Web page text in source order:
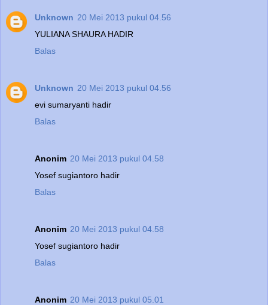
Unknown 20 Mei 2013 pukul 04.56
YULIANA SHAURA HADIR
Balas
Unknown 20 Mei 2013 pukul 04.56
evi sumaryanti hadir
Balas
Anonim 20 Mei 2013 pukul 04.58
Yosef sugiantoro hadir
Balas
Anonim 20 Mei 2013 pukul 04.58
Yosef sugiantoro hadir
Balas
Anonim 20 Mei 2013 pukul 05.01